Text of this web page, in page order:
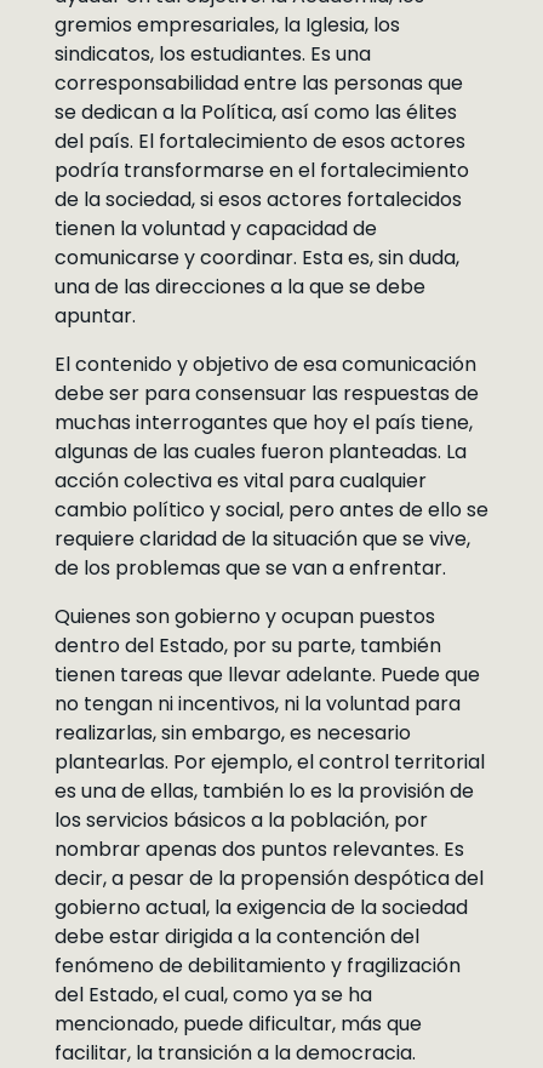
gremios empresariales, la Iglesia, los
sindicatos, los estudiantes. Es una
corresponsabilidad entre las personas que
se dedican a la Política, así como las élites
del país. El fortalecimiento de esos actores
podría transformarse en el fortalecimiento
de la sociedad, si esos actores fortalecidos
tienen la voluntad y capacidad de
comunicarse y coordinar. Esta es, sin duda,
una de las direcciones a la que se debe
apuntar.
El contenido y objetivo de esa comunicación
debe ser para consensuar las respuestas de
muchas interrogantes que hoy el país tiene,
algunas de las cuales fueron planteadas. La
acción colectiva es vital para cualquier
cambio político y social, pero antes de ello se
requiere claridad de la situación que se vive,
de los problemas que se van a enfrentar.
Quienes son gobierno y ocupan puestos
dentro del Estado, por su parte, también
tienen tareas que llevar adelante. Puede que
no tengan ni incentivos, ni la voluntad para
realizarlas, sin embargo, es necesario
plantearlas. Por ejemplo, el control territorial
es una de ellas, también lo es la provisión de
los servicios básicos a la población, por
nombrar apenas dos puntos relevantes. Es
decir, a pesar de la propensión despótica del
gobierno actual, la exigencia de la sociedad
debe estar dirigida a la contención del
fenómeno de debilitamiento y fragilización
del Estado, el cual, como ya se ha
mencionado, puede dificultar, más que
facilitar, la transición a la democracia.